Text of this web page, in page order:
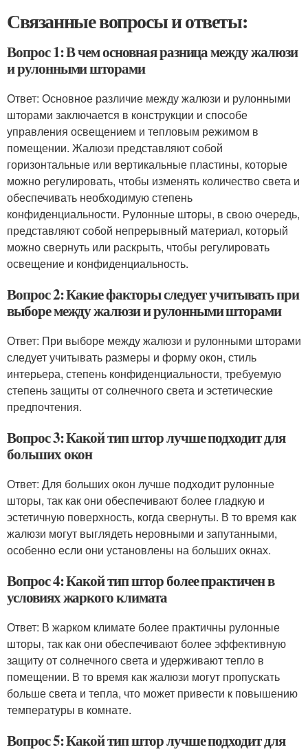
Связанные вопросы и ответы:
Вопрос 1: В чем основная разница между жалюзи
и рулонными шторами
Ответ: Основное различие между жалюзи и рулонными
шторами заключается в конструкции и способе
управления освещением и тепловым режимом в
помещении. Жалюзи представляют собой
горизонтальные или вертикальные пластины, которые
можно регулировать, чтобы изменять количество света и
обеспечивать необходимую степень
конфиденциальности. Рулонные шторы, в свою очередь,
представляют собой непрерывный материал, который
можно свернуть или раскрыть, чтобы регулировать
освещение и конфиденциальность.
Вопрос 2: Какие факторы следует учитывать при
выборе между жалюзи и рулонными шторами
Ответ: При выборе между жалюзи и рулонными шторами
следует учитывать размеры и форму окон, стиль
интерьера, степень конфиденциальности, требуемую
степень защиты от солнечного света и эстетические
предпочтения.
Вопрос 3: Какой тип штор лучше подходит для
больших окон
Ответ: Для больших окон лучше подходит рулонные
шторы, так как они обеспечивают более гладкую и
эстетичную поверхность, когда свернуты. В то время как
жалюзи могут выглядеть неровными и запутанными,
особенно если они установлены на больших окнах.
Вопрос 4: Какой тип штор более практичен в
условиях жаркого климата
Ответ: В жарком климате более практичны рулонные
шторы, так как они обеспечивают более эффективную
защиту от солнечного света и удерживают тепло в
помещении. В то время как жалюзи могут пропускать
больше света и тепла, что может привести к повышению
температуры в комнате.
Вопрос 5: Какой тип штор лучше подходит для